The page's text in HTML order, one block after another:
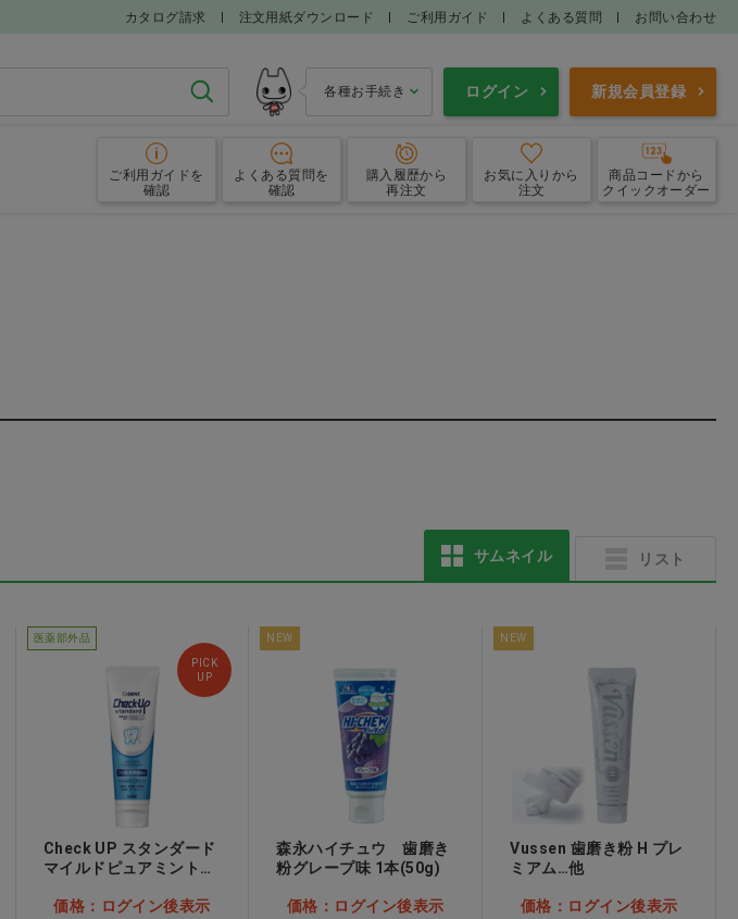
カタログ請求 注文用紙ダウンロード ご利用ガイド よくある質問 お問い合わせ
検索 各種お手続き ログイン 新規会員登録
ルシェロ フロス [GC]
30m アンワックス ホワ
価格：ログイン後表示
ブラシ本体 ホワイト
価格：ログイン後表示
ご利用ガイド を
確認
よくある質問を
確認
購入履歴から
再注文
お気に入り から
注文
商品コードから
クイックオーダー
サムネイル リスト
PICK
UP
医薬部外品
Check UP スタンダード
マイルドピュアミント
価格：ログイン後表示
NEW
森永ハイチュウ 歯磨き
粉グレープ味 1本(50g)
価格：ログイン後表示
NEW
Vussen 歯磨き粉 H プレ
ミアム…他
価格：ログイン後表示